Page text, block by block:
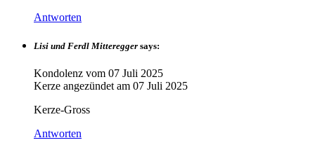
Antworten
Lisi und Ferdl Mitteregger says:
Kondolenz vom 07 Juli 2025
Kerze angezündet am 07 Juli 2025
Kerze-Gross
Antworten